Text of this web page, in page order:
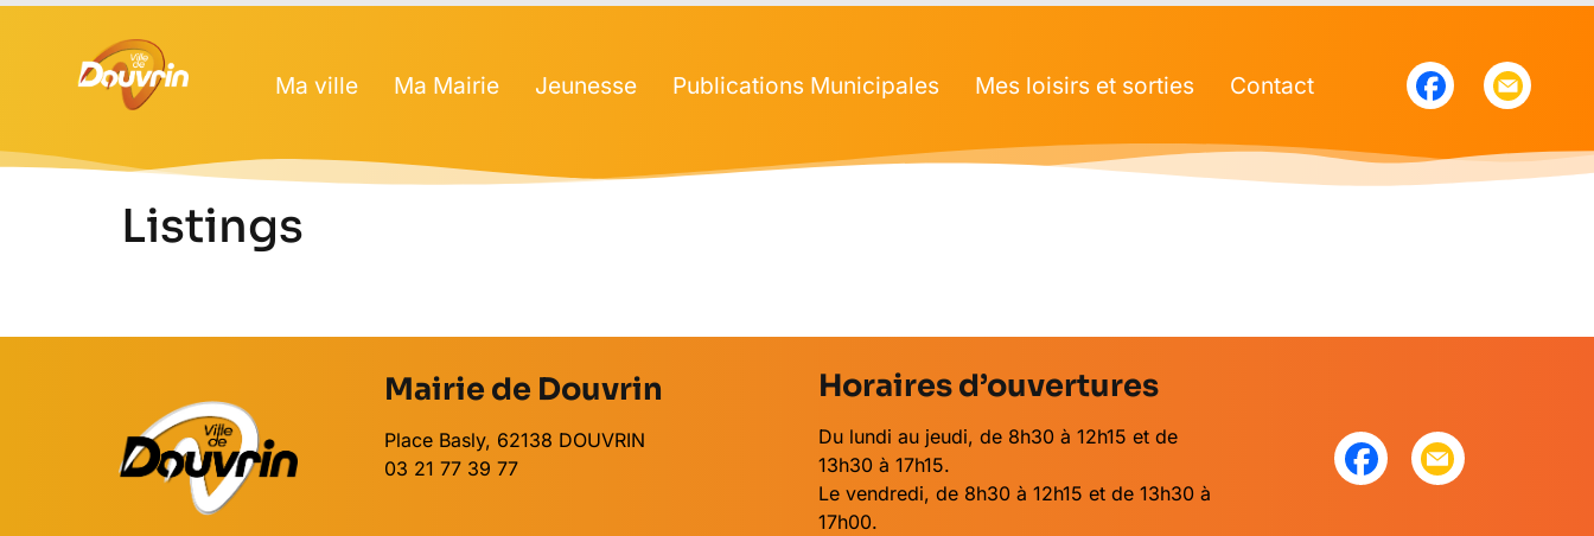
Ma ville Ma Mairie Jeunesse Publications Municipales Mes loisirs et sorties Contact
Listings
Mairie de Douvrin
Place Basly, 62138 DOUVRIN
03 21 77 39 77
Horaires d’ouvertures
Du lundi au jeudi, de 8h30 à 12h15 et de
13h30 à 17h15.
Le vendredi, de 8h30 à 12h15 et de 13h30 à
17h00.